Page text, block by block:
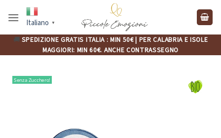
Italiano ▼
🚚 SPEDIZIONE GRATIS ITALIA : MIN 50€ | PER CALABRIA E ISOLE
MAGGIORI: MIN 60€. ANCHE CONTRASSEGNO
Senza Zucchero!